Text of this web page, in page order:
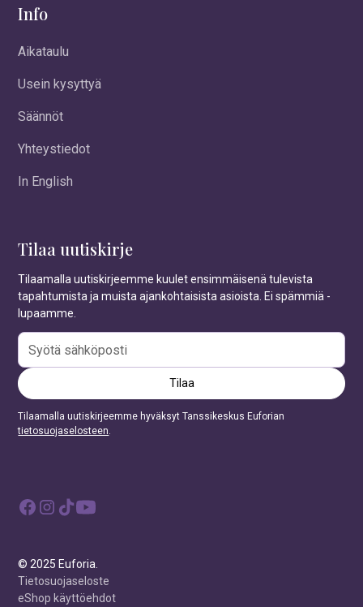
Info
Aikataulu
Usein kysyttyä
Säännöt
Yhteystiedot
In English
Tilaa uutiskirje
Tilaamalla uutiskirjeemme kuulet ensimmäisenä tulevista
tapahtumista ja muista ajankohtaisista asioista. Ei spämmiä -
lupaamme.
Tilaamalla uutiskirjeemme hyväksyt Tanssikeskus Euforian
tietosuojaselosteen.
© 2025 Euforia.
Tietosuojaseloste
eShop käyttöehdot